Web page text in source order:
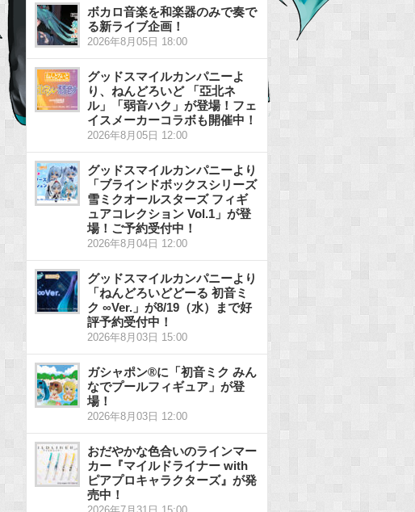
ボカロ音楽を和楽器のみで奏で
る新ライブ企画！
2026年8月05日 18:00
グッドスマイルカンパニーよ
り、ねんどろいど 「亞北ネ
ル」「弱音ハク」が登場！フェ
イスメーカーコラボも開催中！
2026年8月05日 12:00
グッドスマイルカンパニーより
「ブラインドボックスシリーズ
雪ミクオールスターズ フィギ
ュアコレクション Vol.1」が登
場！ご予約受付中！
2026年8月04日 12:00
グッドスマイルカンパニーより
「ねんどろいどどーる 初音ミ
ク ∞Ver.」が8/19（水）まで好
評予約受付中！
2026年8月03日 15:00
ガシャポン®に「初音ミク みん
なでプールフィギュア」が登
場！
2026年8月03日 12:00
おだやかな色合いのラインマー
カー『マイルドライナー with
ピアプロキャラクターズ』が発
売中！